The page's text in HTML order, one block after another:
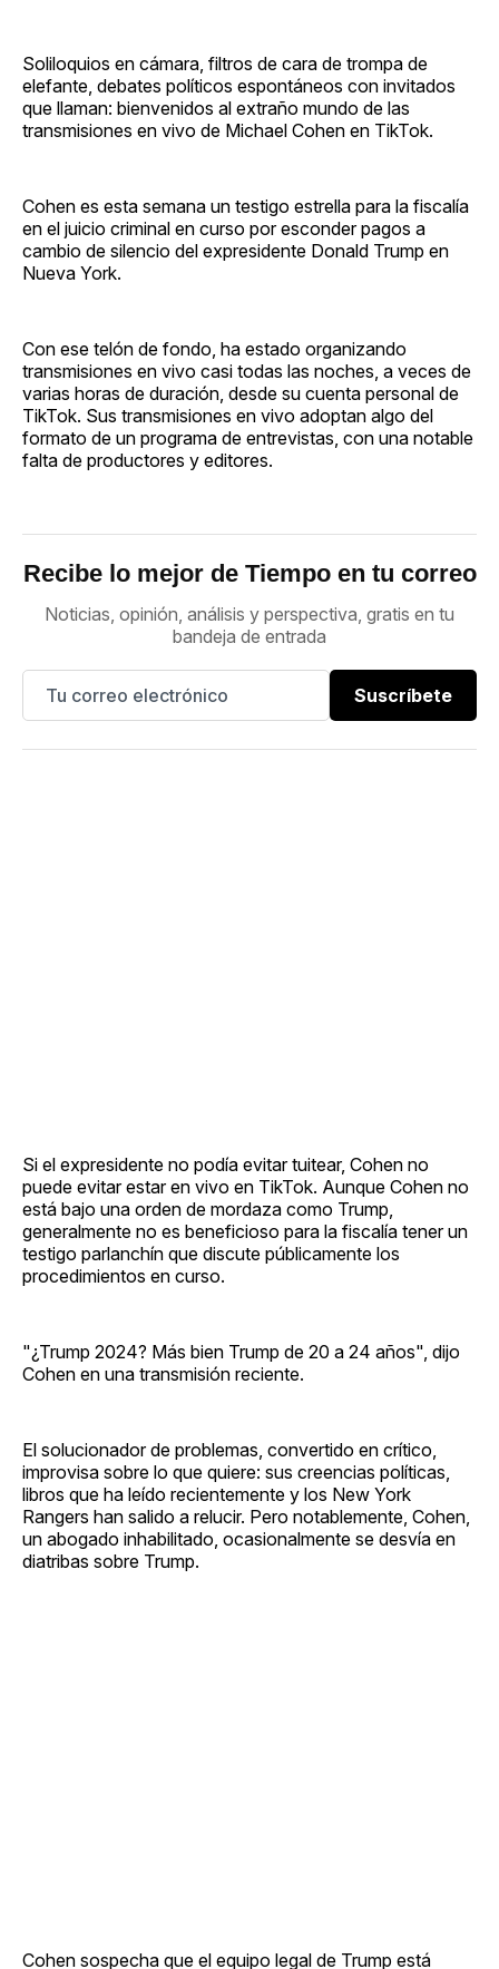
Soliloquios en cámara, filtros de cara de trompa de
elefante, debates políticos espontáneos con invitados
que llaman: bienvenidos al extraño mundo de las
transmisiones en vivo de Michael Cohen en TikTok.
Cohen es esta semana un testigo estrella para la fiscalía
en el juicio criminal en curso por esconder pagos a
cambio de silencio del expresidente Donald Trump en
Nueva York.
Con ese telón de fondo, ha estado organizando
transmisiones en vivo casi todas las noches, a veces de
varias horas de duración, desde su cuenta personal de
TikTok. Sus transmisiones en vivo adoptan algo del
formato de un programa de entrevistas, con una notable
falta de productores y editores.
Recibe lo mejor de Tiempo en tu correo
Noticias, opinión, análisis y perspectiva, gratis en tu
bandeja de entrada
Suscríbete
Si el expresidente no podía evitar tuitear, Cohen no
puede evitar estar en vivo en TikTok. Aunque Cohen no
está bajo una orden de mordaza como Trump,
generalmente no es beneficioso para la fiscalía tener un
testigo parlanchín que discute públicamente los
procedimientos en curso.
"¿Trump 2024? Más bien Trump de 20 a 24 años", dijo
Cohen en una transmisión reciente.
El solucionador de problemas, convertido en crítico,
improvisa sobre lo que quiere: sus creencias políticas,
libros que ha leído recientemente y los New York
Rangers han salido a relucir. Pero notablemente, Cohen,
un abogado inhabilitado, ocasionalmente se desvía en
diatribas sobre Trump.
Cohen sospecha que el equipo legal de Trump está